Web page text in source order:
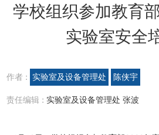
学校组织参加教育
实验室安全
作者 : 实验室及设备管理处 陈侠宇
责任编辑 : 实验室及设备管理处 张波